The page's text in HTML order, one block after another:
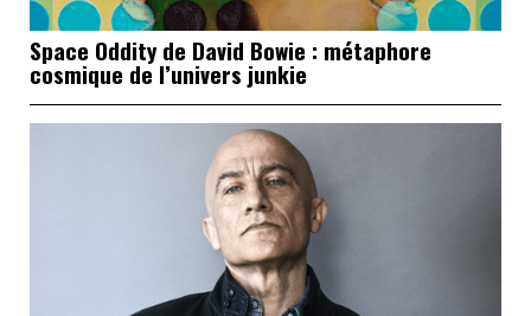
Space Oddity de David Bowie : métaphore
cosmique de l’univers junkie